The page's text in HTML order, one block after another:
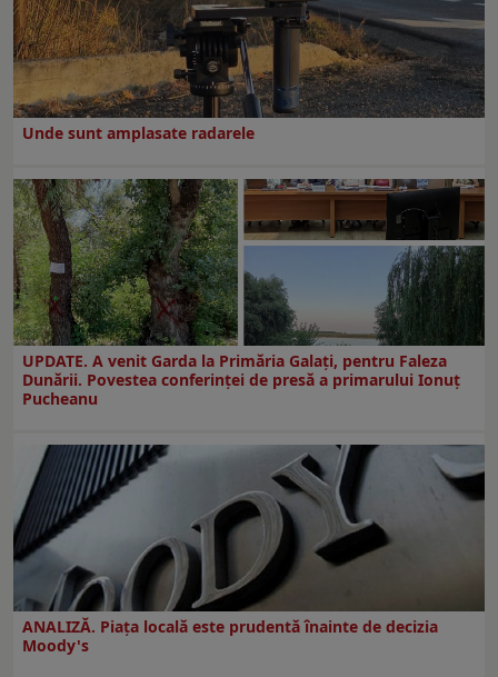
Unde sunt amplasate radarele
UPDATE. A venit Garda la Primăria Galaţi, pentru Faleza
Dunării. Povestea conferinţei de presă a primarului Ionuţ
Pucheanu
ANALIZĂ. Piața locală este prudentă înainte de decizia
Moody's